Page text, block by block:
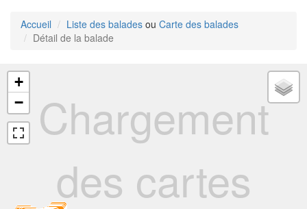
Accueil Liste des balades ou Carte des balades
Détail de la balade
Chargement
des cartes
+
−